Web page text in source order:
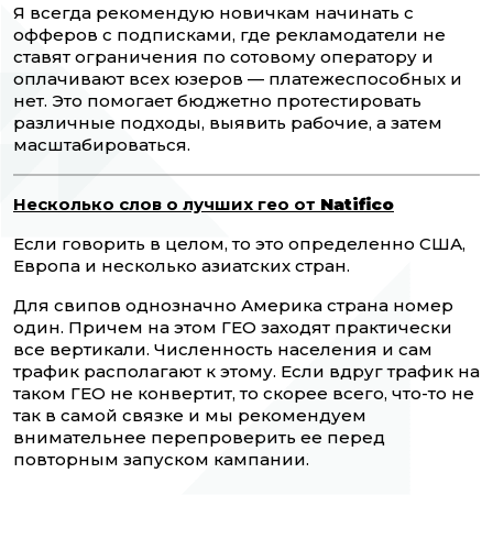
Я всегда рекомендую новичкам начинать с
офферов с подписками, где рекламодатели не
ставят ограничения по сотовому оператору и
оплачивают всех юзеров — платежеспособных и
нет. Это помогает бюджетно протестировать
различные подходы, выявить рабочие, а затем
масштабироваться.
Несколько слов о лучших гео от Natifico
Если говорить в целом, то это определенно США,
Европа и несколько азиатских стран.
Для свипов однозначно Америка страна номер
один. Причем на этом ГЕО заходят практически
все вертикали. Численность населения и сам
трафик располагают к этому. Если вдруг трафик на
таком ГЕО не конвертит, то скорее всего, что-то не
так в самой связке и мы рекомендуем
внимательнее перепроверить ее перед
повторным запуском кампании.